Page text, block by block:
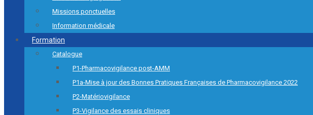
Missions ponctuelles
Information médicale
Formation
Catalogue
P1-Pharmacovigilance post-AMM
P1a-Mise à jour des Bonnes Pratiques Françaises de Pharmacovigilance 2022
P2-Matériovigilance
P3-Vigilance des essais cliniques